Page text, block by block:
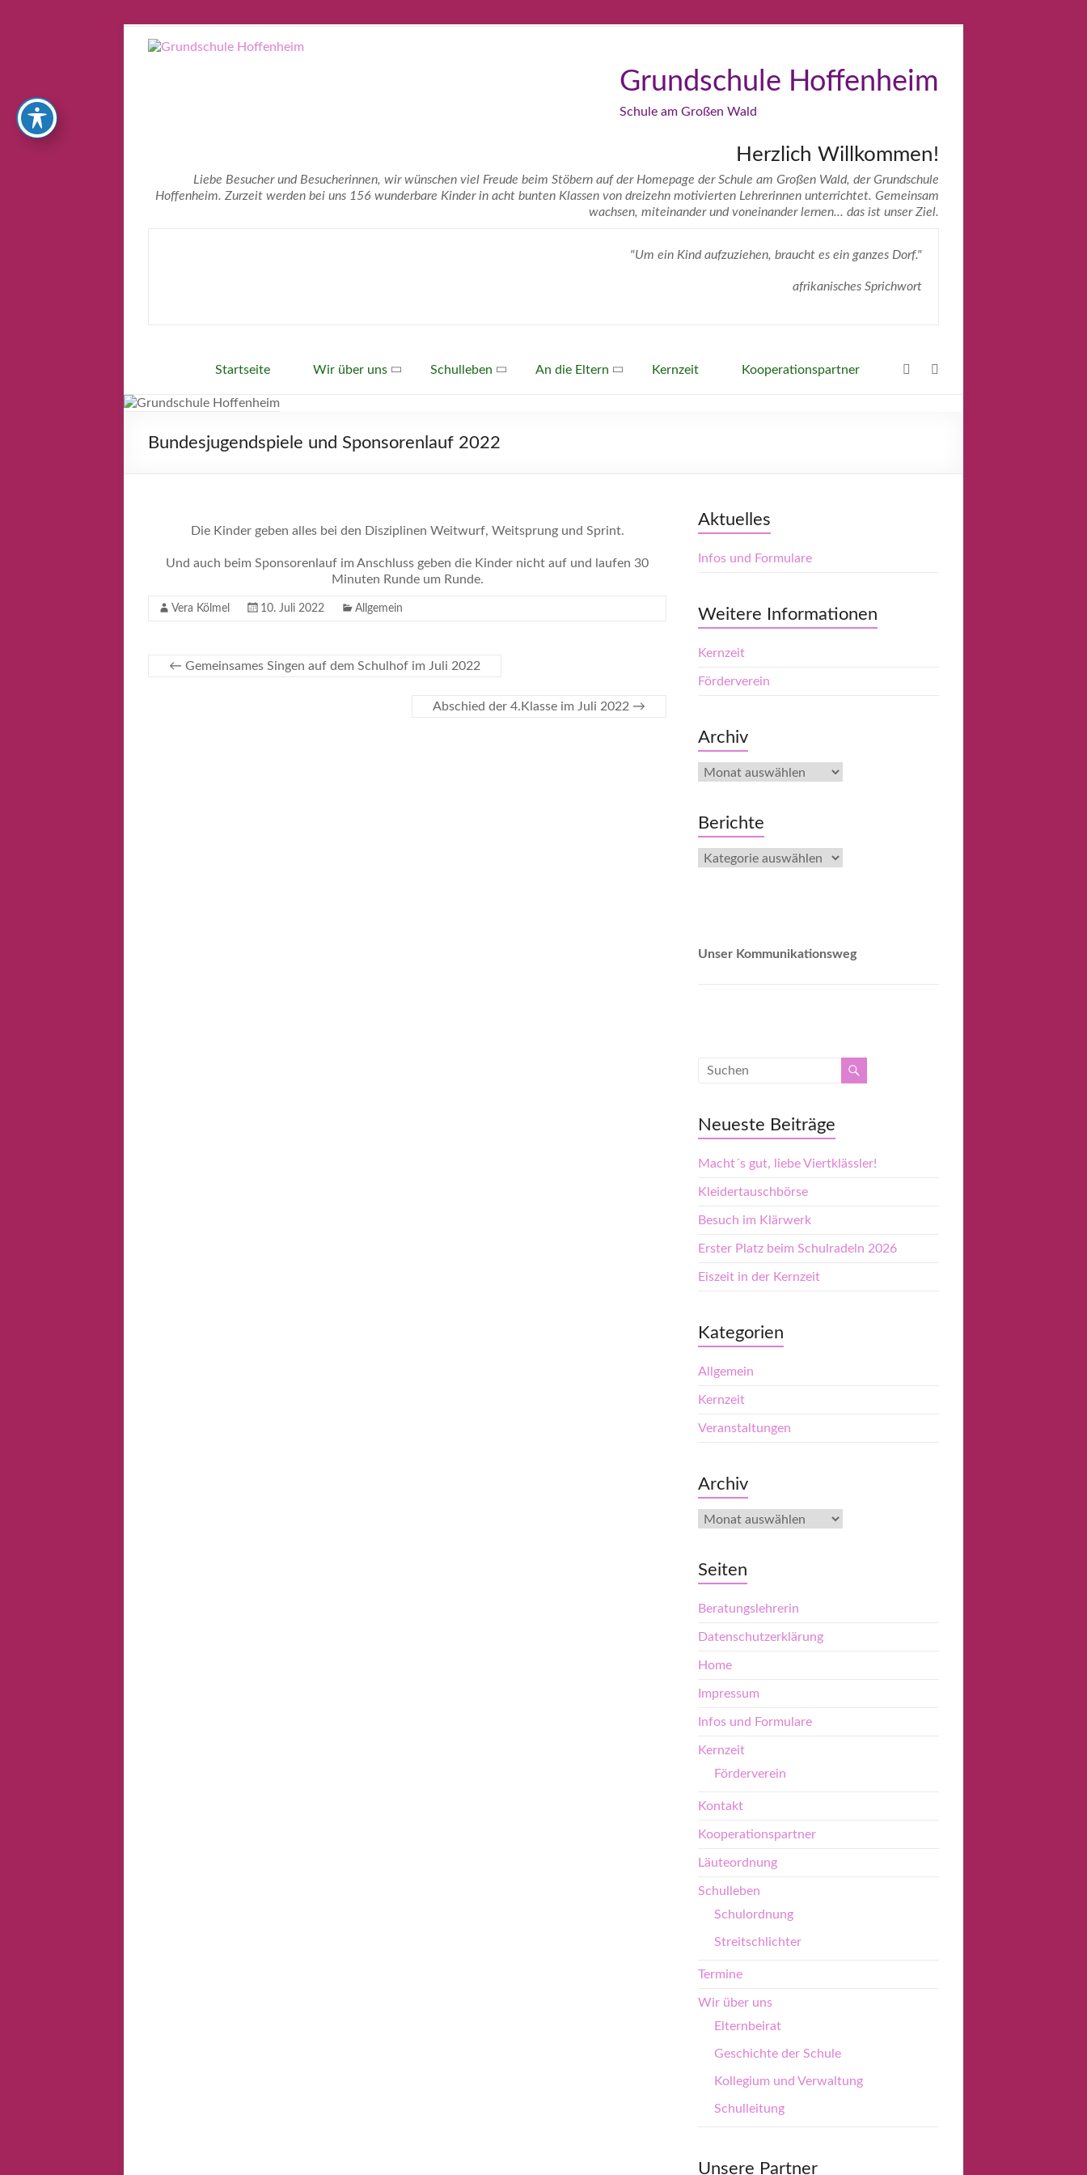
Inhalt
Grundschule Hoffenheim
Schule am Großen Wald
Herzlich Willkommen!
Liebe Besucher und Besucherinnen, wir wünschen viel Freude beim Stöbern auf der Homepage der Schule am Großen Wald, der Grundschule
Hoffenheim. Zurzeit werden bei uns 156 wunderbare Kinder in acht bunten Klassen von dreizehn motivierten Lehrerinnen unterrichtet. Gemeinsam
wachsen, miteinander und voneinander lernen... das ist unser Ziel.
"Um ein Kind aufzuziehen, braucht es ein ganzes Dorf."
afrikanisches Sprichwort
Startseite Wir über uns Schulleben An die Eltern Kernzeit Kooperationspartner
Bundesjugendspiele und Sponsorenlauf 2022
Die Kinder geben alles bei den Disziplinen Weitwurf, Weitsprung und Sprint.
Und auch beim Sponsorenlauf im Anschluss geben die Kinder nicht auf und laufen 30
Minuten Runde um Runde.
Vera Kölmel 10. Juli 2022 Allgemein
← Gemeinsames Singen auf dem Schulhof im Juli 2022
Abschied der 4.Klasse im Juli 2022 →
Aktuelles
Infos und Formulare
Weitere Informationen
Kernzeit
Förderverein
Archiv
Archiv
Berichte
Berichte
Unser Kommunikationsweg
Neueste Beiträge
Macht´s gut, liebe Viertklässler!
Kleidertauschbörse
Besuch im Klärwerk
Erster Platz beim Schulradeln 2026
Eiszeit in der Kernzeit
Kategorien
Allgemein
Kernzeit
Veranstaltungen
Archiv
Archiv
Seiten
Beratungslehrerin
Datenschutzerklärung
Home
Impressum
Infos und Formulare
Kernzeit
Förderverein
Kontakt
Kooperationspartner
Läuteordnung
Schulleben
Schulordnung
Streitschlichter
Termine
Wir über uns
Elternbeirat
Geschichte der Schule
Kollegium und Verwaltung
Schulleitung
Unsere Partner